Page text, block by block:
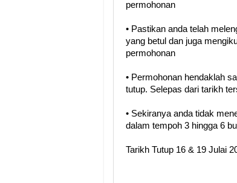
permohonan
• Pastikan anda telah
yang betul dan juga
permohonan
• Permohonan hendaklah
tutup. Selepas dari tarikh
• Sekiranya anda tidak
dalam tempoh 3 hingga 6
Tarikh Tutup 16 & 19 Julai